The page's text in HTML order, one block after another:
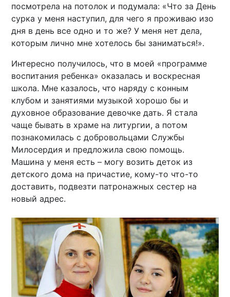
посмотрела на потолок и подумала: «Что за День
сурка у меня наступил, для чего я проживаю изо
дня в день все одно и то же? У меня нет дела,
которым лично мне хотелось бы заниматься!».
Интересно получилось, что в моей «программе
воспитания ребенка» оказалась и воскресная
школа. Мне казалось, что наряду с конным
клубом и занятиями музыкой хорошо бы и
духовное образование девочке дать. Я стала
чаще бывать в храме на литургии, а потом
познакомилась с добровольцами Службы
Милосердия и предложила свою помощь.
Машина у меня есть – могу возить деток из
детского дома на причастие, кому-то что-то
доставить, подвезти патронажных сестер на
новый адрес.